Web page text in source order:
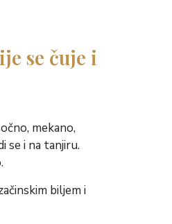
se čuje i
mekano,
se i na tanjiru.